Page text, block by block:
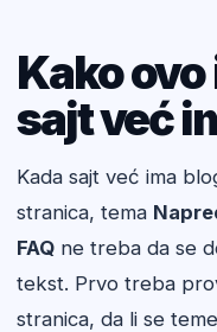
Kako
sajt već
Kada sajt već ima
stranica, tema
FAQ ne treba da se
tekst. Prvo treba
stranica, da li se